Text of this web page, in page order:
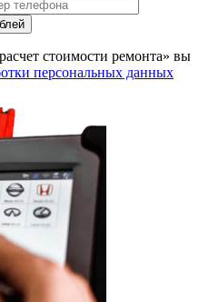
стоимости ремонта» вы
персональных данных